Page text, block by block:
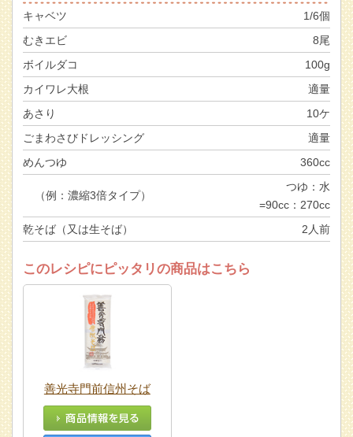
キャベツ
1/6個
むきエビ
8尾
ボイルダコ
100g
カイワレ大根
適量
あさり
10ケ
ごまわさびドレッシング
適量
めんつゆ
360cc
（例：濃縮3倍タイプ）
つゆ：水
=90cc：270cc
乾そば（又は生そば）
2人前
このレシピにピッタリの商品はこちら
善光寺門前信州そば